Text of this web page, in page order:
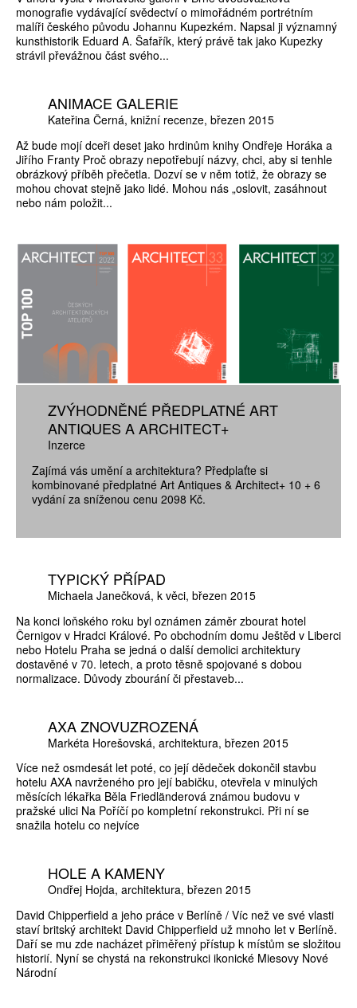
monografie vydávající svědectví o mimořádném portrétním
malíři českého původu Johannu Kupezkém. Napsal ji významný
kunsthistorik Eduard A. Šafařík, který právě tak jako Kupezky
strávil převážnou část svého...
ANIMACE GALERIE
Kateřina Černá knižní recenze březen 2015
Až bude mojí dceři deset jako hrdinům knihy Ondřeje Horáka a
Jiřího Franty Proč obrazy nepotřebují názvy, chci, aby si tenhle
obrázkový příběh přečetla. Dozví se v něm totiž, že obrazy se
mohou chovat stejně jako lidé. Mohou nás „oslovit, zasáhnout
nebo nám položit...
ZVÝHODNĚNÉ PŘEDPLATNÉ ART
ANTIQUES A ARCHITECT+
Inzerce
Zajímá vás umění a architektura? Předplaťte si
kombinované předplatné Art Antiques & Architect+ 10 + 6
vydání za sníženou cenu 2098 Kč.
TYPICKÝ PŘÍPAD
Michaela Janečková k věci březen 2015
Na konci loňského roku byl oznámen záměr zbourat hotel
Černigov v Hradci Králové. Po obchodním domu Ještěd v Liberci
nebo Hotelu Praha se jedná o další demolici architektury
dostavěné v 70. letech, a proto těsně spojované s dobou
normalizace. Důvody zbourání či přestaveb...
AXA ZNOVUZROZENÁ
Markéta Horešovská architektura březen 2015
Více než osmdesát let poté, co její dědeček dokončil stavbu
hotelu AXA navrženého pro její babičku, otevřela v minulých
měsících lékařka Běla Friedländerová známou budovu v
pražské ulici Na Poříčí po kompletní rekonstrukci. Při ní se
snažila hotelu co nejvíce
HOLE A KAMENY
Ondřej Hojda architektura březen 2015
David Chipperfield a jeho práce v Berlíně / Víc než ve své vlasti
staví britský architekt David Chipperfield už mnoho let v Berlíně.
Daří se mu zde nacházet přiměřený přístup k místům se složitou
historií. Nyní se chystá na rekonstrukci ikonické Miesovy Nové
Národní